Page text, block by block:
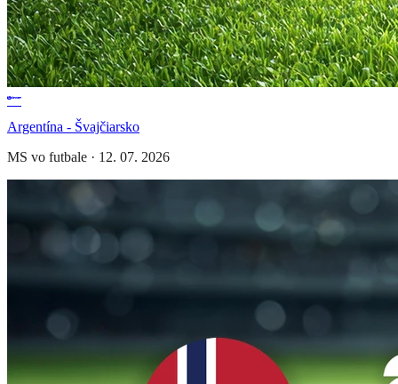
Argentína - Švajčiarsko
MS vo futbale · 12. 07. 2026